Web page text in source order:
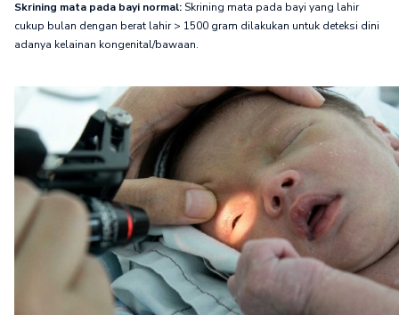
Skrining mata pada bayi normal: Skrining mata pada bayi yang lahir
cukup bulan dengan berat lahir > 1500 gram dilakukan untuk deteksi dini
adanya kelainan kongenital/bawaan.